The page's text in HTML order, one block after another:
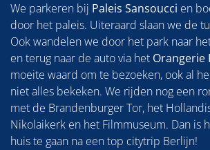
We parkeren bij Paleis Sansoucci en
door het paleis. Uiteraard slaan we de
Ook wandelen we door het park naar
en terug naar de auto via het Orangerie
moeite waard om te bezoeken, ook al
niet alles bekeken. We rijden nog een
met de Brandenburger Tor, het
Nikolaikerk en het Filmmuseum. Dan is
huis te gaan na een top citytrip Berlijn!